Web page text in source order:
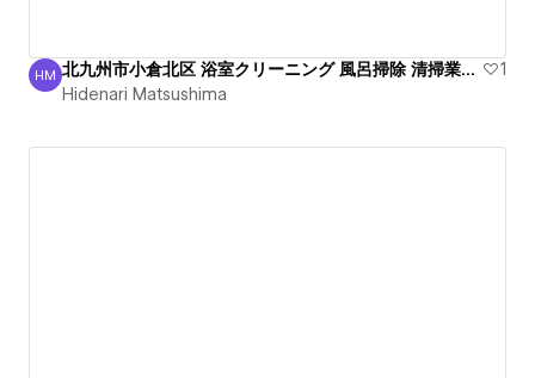
Hidenari Matsushima
HM 北九州市小倉北区 浴室クリーニング 風呂掃除 清掃業者 綺麗
1
Hidenari Matsushima